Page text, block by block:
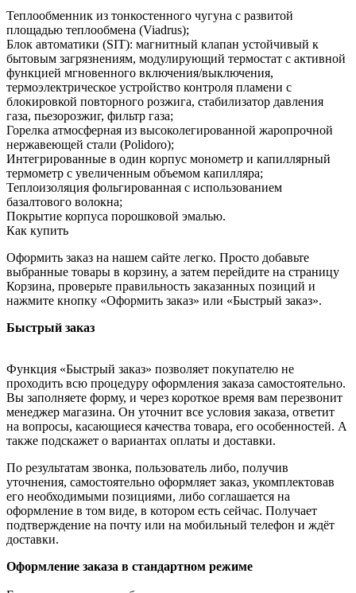
Теплообменник из тонкостенного чугуна с развитой
площадью теплообмена (Viadrus);
Блок автоматики (SIT): магнитный клапан устойчивый к
бытовым загрязнениям, модулирующий термостат с активной
функцией мгновенного включения/выключения,
термоэлектрическое устройство контроля пламени с
блокировкой повторного розжига, стабилизатор давления
газа, пьезорозжиг, фильтр газа;
Горелка атмосферная из высоколегированной жаропрочной
нержавеющей стали (Polidoro);
Интегрированные в один корпус монометр и капиллярный
термометр с увеличенным объемом капилляра;
Теплоизоляция фольгированная с использованием
базалтового волокна;
Покрытие корпуса порошковой эмалью.
Как купить
Оформить заказ на нашем сайте легко. Просто добавьте
выбранные товары в корзину, а затем перейдите на страницу
Корзина, проверьте правильность заказанных позиций и
нажмите кнопку «Оформить заказ» или «Быстрый заказ».
Быстрый заказ
Функция «Быстрый заказ» позволяет покупателю не
проходить всю процедуру оформления заказа самостоятельно.
Вы заполняете форму, и через короткое время вам перезвонит
менеджер магазина. Он уточнит все условия заказа, ответит
на вопросы, касающиеся качества товара, его особенностей. А
также подскажет о вариантах оплаты и доставки.
По результатам звонка, пользователь либо, получив
уточнения, самостоятельно оформляет заказ, укомплектовав
его необходимыми позициями, либо соглашается на
оформление в том виде, в котором есть сейчас. Получает
подтверждение на почту или на мобильный телефон и ждёт
доставки.
Оформление заказа в стандартном режиме